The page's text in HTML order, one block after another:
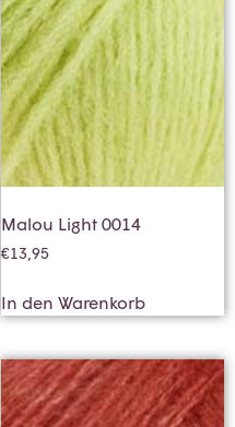
Malou Light 0014
€13,95
In den Warenkorb